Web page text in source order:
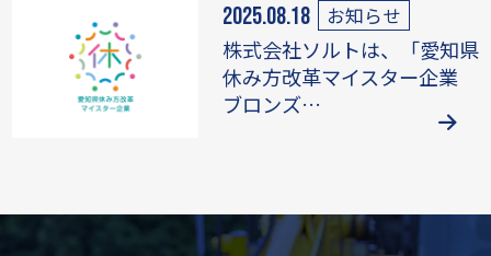
2025.08.18 お知らせ
株式会社ソルトは、「愛知県
休み方改革マイスター企業
ブロンズ…